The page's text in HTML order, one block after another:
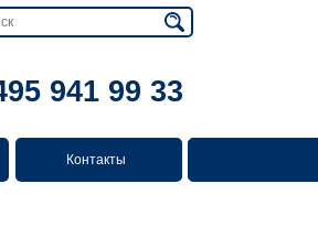
941 99 33
Контакты